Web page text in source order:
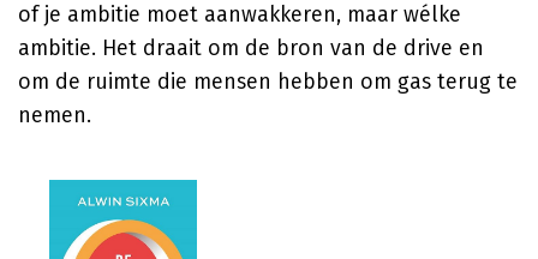
of je ambitie moet aanwakkeren, maar wélke
ambitie. Het draait om de bron van de drive en
om de ruimte die mensen hebben om gas terug te
nemen.